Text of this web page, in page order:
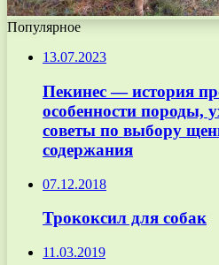
Популярное
13.07.2023
Пекинес — история
особенности породы,
советы по выбору
содержания
07.12.2018
Трококсил для собак
11.03.2019